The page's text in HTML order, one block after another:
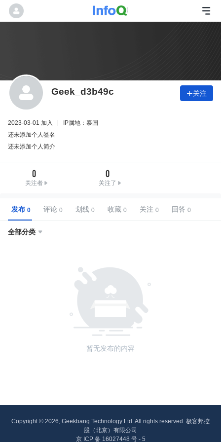
Geek_d3b49c 关注
2023-03-01 加入
IP属地：泰国
还未添加个人签名
还未添加个人简介
0
关注者
0
关注了
发布 评论 划线 收藏 关注 回答
全部分类 
暂无发布的内容
Copyright © 2026, Geekbang Technology Ltd. All rights reserved. 极客邦控
股（北京）有限公司
京 ICP 备 16027448 号 - 5